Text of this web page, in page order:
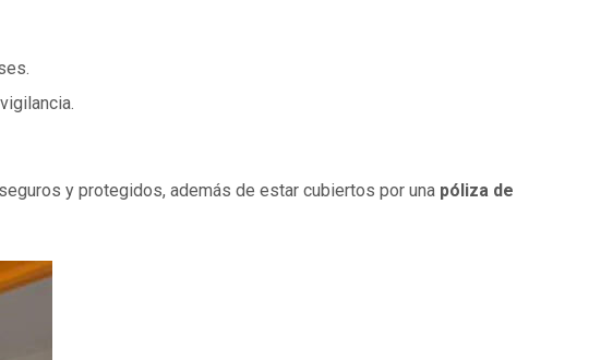
y protegidos, además de estar cubiertos por una póliza de